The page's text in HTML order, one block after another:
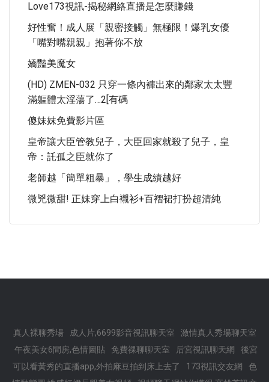
Love173視訊-揭秘網絡直播是怎麼賺錢
好性奮！成人展「親密接觸」無極限！爆乳女優
「嘴對嘴親親」抱著你不放
嬌豔美魔女
(HD) ZMEN-032 只穿一條內褲出來的鄰家太太豐
滿軀體太淫蕩了…2[有碼
傻妹妺免費影片區
皇帝讓大臣管教兒子，大臣回家就殺了兒子，皇
帝：託孤之臣就你了
老師越「簡單粗暴」，學生成績越好
微兇微甜! 正妹穿上白襯衫+百褶裙打扮超清純
真人裸聊秀場 成人片,6699影音視訊聊天室
激情真人秀場聊天室
午夜美女6間房,色情圖貼
免費祼聊聊天室 后宮視訊聊天網
後宮
可以看黃秀的直播app,外拍麻豆拍到床上去了
173視訊交友網
色